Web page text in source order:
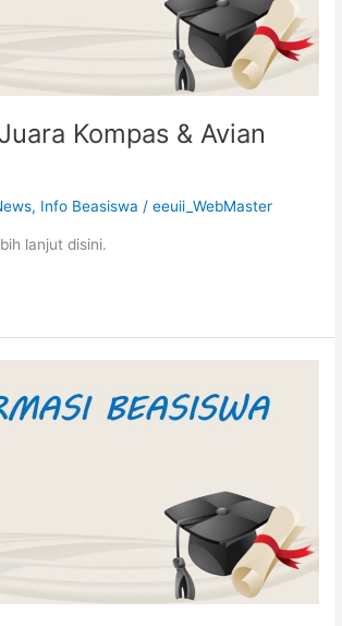
Kompas & Avian
, Info Beasiswa /eeuii_WebMaster
lanjut disini.